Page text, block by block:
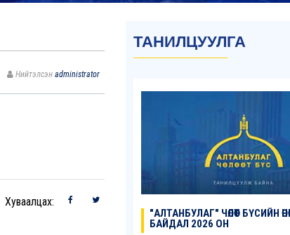
ТАНИЛЦУУЛГА
"АЛТАНБУЛАГ" ЧӨЛӨӨТ БҮСИЙН
БАЙДАЛ 2026 ОН
Нийтэлсэн administrator
Хуваалцах: